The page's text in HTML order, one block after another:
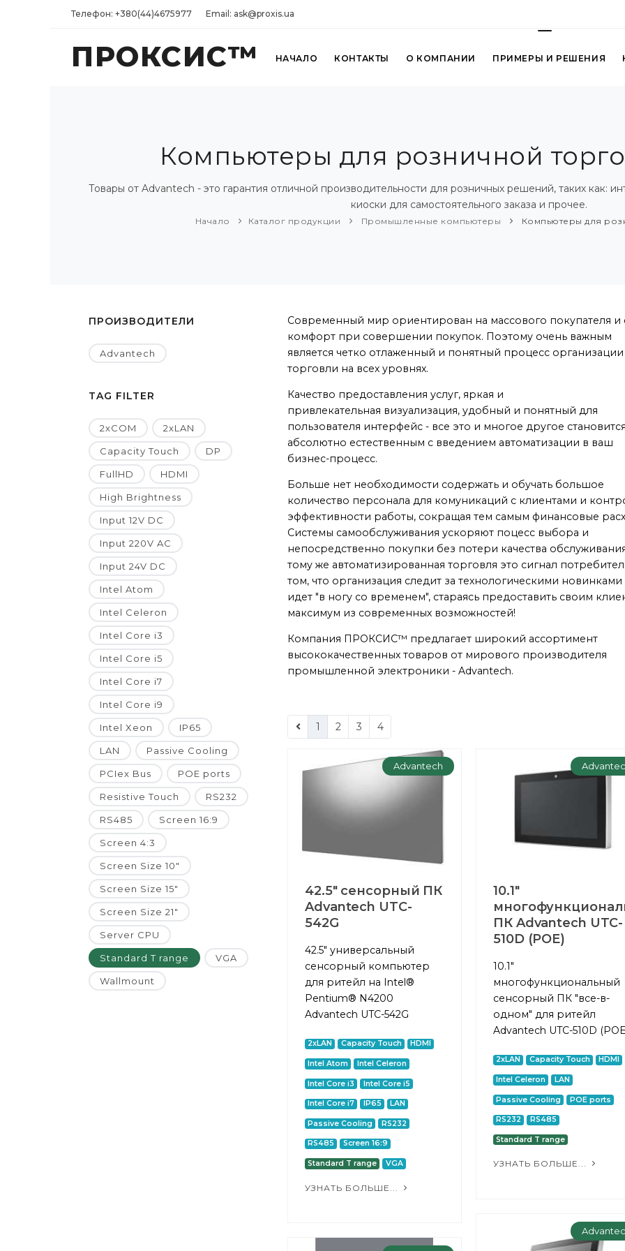
Телефон: +380(44)4675977 Email: ask@proxis.ua
ПРОКСИС™ НАЧАЛО КОНТАКТЫ О КОМПАНИИ ПРИМЕРЫ И РЕШЕНИЯ
Компьютеры для розничной
Товары от Advantech - это гарантия отличной производительности для розничных решений, таких как:
киоски для самостоятельного заказа и прочее.
Начало Каталог продукции Промышленные компьютеры Компьютеры для
ПРОИЗВОДИТЕЛИ
Advantech
TAG FILTER
2xCOM 2xLAN
Capacity Touch DP
FullHD HDMI
High Brightness
Input 12V DC
Input 220V AC
Input 24V DC
Intel Atom
Intel Celeron
Intel Core i3
Intel Core i5
Intel Core i7
Intel Core i9
Intel Xeon IP65
LAN Passive Cooling
PCIex Bus POE ports
Resistive Touch RS232
RS485 Screen 16:9
Screen 4:3
Screen Size 10"
Screen Size 15"
Screen Size 21"
Server CPU
Standard T range VGA
Wallmount
Современный мир ориентирован на массового покупателя и
комфорт при совершении покупок. Поэтому очень важным
является четко отлаженный и понятный процесс организации
торговли на всех уровнях.
Качество предоставления услуг, яркая и
привлекательная визуализация, удобный и понятный для
пользователя интерфейс - все это и многое другое
абсолютно естественным с введением автоматизации в ваш
бизнес-процесс.
Больше нет необходимости содержать и обучать большое
количество персонала для комуникаций с клиентами и
эффективности работы, сокращая тем самым финансовые
Системы самообслуживания ускоряют поцесс выбора и
непосредственно покупки без потери качества
тому же автоматизированная торговля это сигнал
том, что организация следит за технологическими новинками
идет "в ногу со временем", стараясь предоставить своим
максимум из современных возможностей!
Компания ПРОКСИС™ предлагает широкий ассортимент
высококачественных товаров от мирового производителя
промышленной электроники - Advantech.
1 2 3 4
Advantech
42.5" сенсорный ПК
Advantech UTC-
542G
42.5" универсальный
сенсорный компьютер
для ритейл на Intel®
Pentium® N4200
Advantech UTC-542G
2xLAN Capacity Touch HDMI
Intel Atom Intel Celeron
Intel Core i3 Intel Core i5
Intel Core i7 IP65 LAN
Passive Cooling RS232
RS485 Screen 16:9
Standard T range VGA
УЗНАТЬ БОЛЬШЕ...
10.1"
ПК Advantech UTC-
510D (POE)
10.1"
многофункциональный
сенсорный ПК "все-в-
одном" для ритейл
Advantech UTC-510D
2xLAN Capacity Touch HDMI
Intel Celeron LAN
Passive Cooling POE ports
RS232 RS485
Standard T range
УЗНАТЬ БОЛЬШЕ...